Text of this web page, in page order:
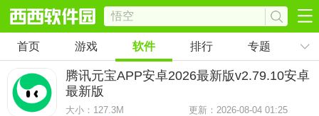
首页 游戏 软件 排行 专题
腾讯元宝APP安卓2026最新版v2.79.10安卓
最新版
大小： 127.3M
更新：2026-08-04 01:25